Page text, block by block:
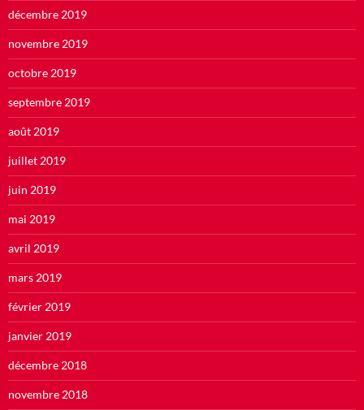
décembre 2019
novembre 2019
octobre 2019
septembre 2019
août 2019
juillet 2019
juin 2019
mai 2019
avril 2019
mars 2019
février 2019
janvier 2019
décembre 2018
novembre 2018